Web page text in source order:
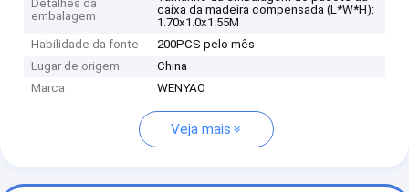
Detalhes da
embalagem
caixa da madeira compensada (L*W*H):
1.70x1.0x1.55M
Habilidade da fonte
200PCS pelo mês
Lugar de origem
China
Marca
WENYAO
Veja mais